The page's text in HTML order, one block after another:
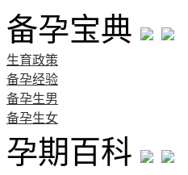
备孕宝典
生育政策
备孕经验
备孕生男
备孕生女
孕期百科